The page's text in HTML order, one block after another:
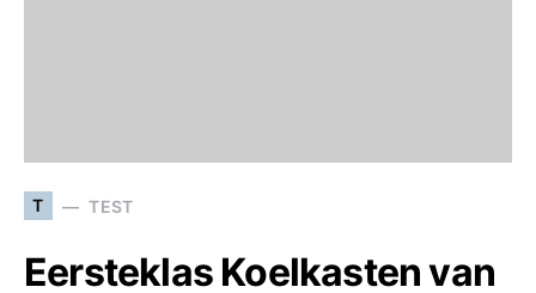
T TEST
Eersteklas Koelkasten van